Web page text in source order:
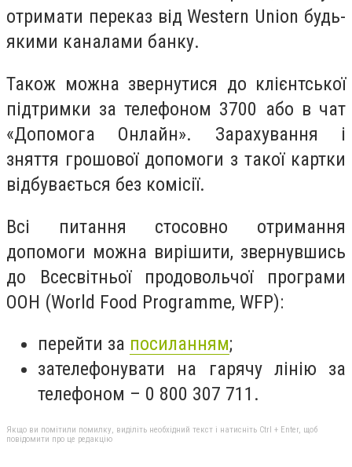
отримати переказ від Western Union будь-
якими каналами банку.
Також можна звернутися до клієнтської
підтримки за телефоном 3700 або в чат
«Допомога Онлайн». Зарахування і
зняття грошової допомоги з такої картки
відбувається без комісії.
Всі питання стосовно отримання
допомоги можна вирішити, звернувшись
до Всесвітньої продовольчої програми
ООН (World Food Programme, WFP):
перейти за посиланням;
зателефонувати на гарячу лінію за
телефоном – 0 800 307 711.
Якщо ви помітили помилку, виділіть необхідний текст і натисніть Ctrl + Enter, щоб
повідомити про це редакцію